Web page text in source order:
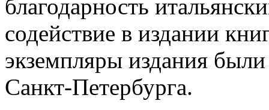
благодарность
содействие в издании
экземпляры издания
Санкт-Петербурга.